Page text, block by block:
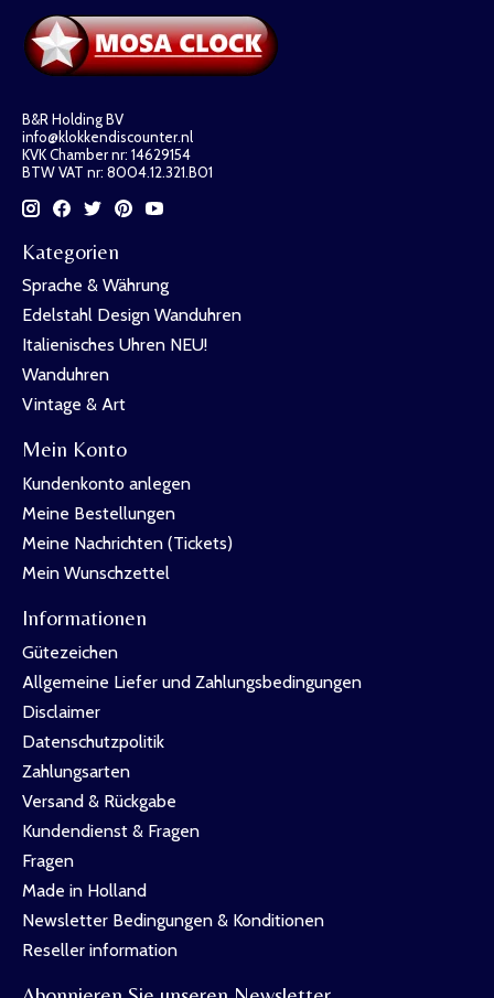
B&R Holding BV
info@klokkendiscounter.nl
KVK Chamber nr: 14629154
BTW VAT nr: 8004.12.321.B01
Kategorien
Sprache & Währung
Edelstahl Design Wanduhren
Italienisches Uhren NEU!
Wanduhren
Vintage & Art
Mein Konto
Kundenkonto anlegen
Meine Bestellungen
Meine Nachrichten (Tickets)
Mein Wunschzettel
Informationen
Gütezeichen
Allgemeine Liefer und Zahlungsbedingungen
Disclaimer
Datenschutzpolitik
Zahlungsarten
Versand & Rückgabe
Kundendienst & Fragen
Fragen
Made in Holland
Newsletter Bedingungen & Konditionen
Reseller information